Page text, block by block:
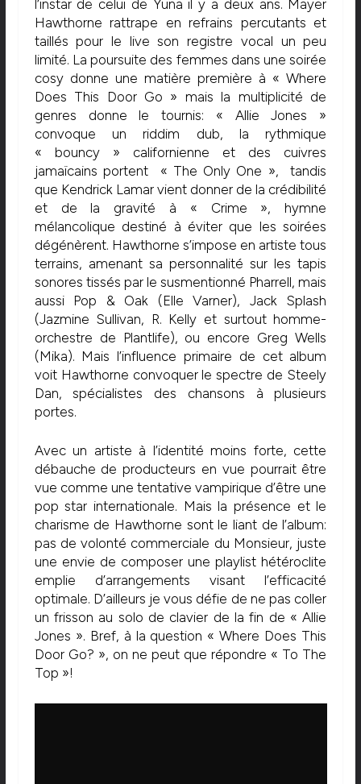
l’instar de celui de Yuna il y a deux ans. Mayer
Hawthorne rattrape en refrains percutants et
taillés pour le live son registre vocal un peu
limité. La poursuite des femmes dans une soirée
cosy donne une matière première à « Where
Does This Door Go » mais la multiplicité de
genres donne le tournis: « Allie Jones »
convoque un riddim dub, la rythmique
« bouncy » californienne et des cuivres
jamaïcains portent « The Only One », tandis
que Kendrick Lamar vient donner de la crédibilité
et de la gravité à « Crime », hymne
mélancolique destiné à éviter que les soirées
dégénèrent. Hawthorne s’impose en artiste tous
terrains, amenant sa personnalité sur les tapis
sonores tissés par le susmentionné Pharrell, mais
aussi Pop & Oak (Elle Varner), Jack Splash
(Jazmine Sullivan, R. Kelly et surtout homme-
orchestre de Plantlife), ou encore Greg Wells
(Mika). Mais l’influence primaire de cet album
voit Hawthorne convoquer le spectre de Steely
Dan, spécialistes des chansons à plusieurs
portes.
Avec un artiste à l’identité moins forte, cette
débauche de producteurs en vue pourrait être
vue comme une tentative vampirique d’être une
pop star internationale. Mais la présence et le
charisme de Hawthorne sont le liant de l’album:
pas de volonté commerciale du Monsieur, juste
une envie de composer une playlist hétéroclite
emplie d’arrangements visant l’efficacité
optimale. D’ailleurs je vous défie de ne pas coller
un frisson au solo de clavier de la fin de « Allie
Jones ». Bref, à la question « Where Does This
Door Go? », on ne peut que répondre « To The
Top »!